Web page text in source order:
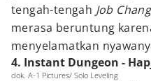
tengah-tengah Job
merasa beruntung
menyelamatkan
4. Instant Dungeon -
dok. A-1 Pictures/ Solo Leveling